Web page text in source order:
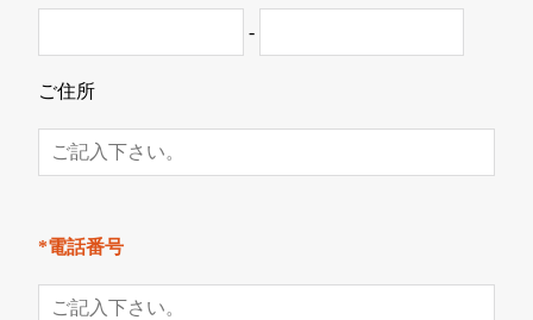
-
ご住所
*電話番号